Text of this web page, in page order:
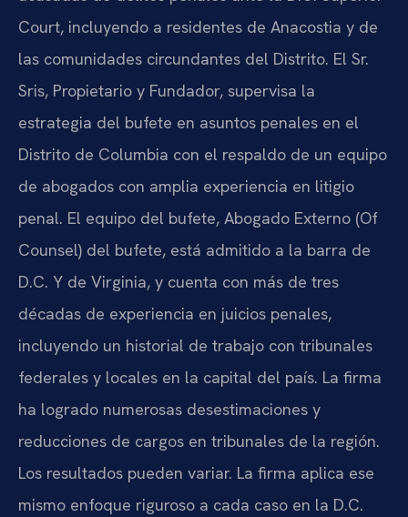
Court, incluyendo a residentes de Anacostia y de
las comunidades circundantes del Distrito. El Sr.
Sris, Propietario y Fundador, supervisa la
estrategia del bufete en asuntos penales en el
Distrito de Columbia con el respaldo de un equipo
de abogados con amplia experiencia en litigio
penal. El equipo del bufete, Abogado Externo (Of
Counsel) del bufete, está admitido a la barra de
D.C. Y de Virginia, y cuenta con más de tres
décadas de experiencia en juicios penales,
incluyendo un historial de trabajo con tribunales
federales y locales en la capital del país. La firma
ha logrado numerosas desestimaciones y
reducciones de cargos en tribunales de la región.
Los resultados pueden variar. La firma aplica ese
mismo enfoque riguroso a cada caso en la D.C.